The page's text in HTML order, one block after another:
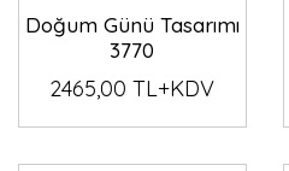
Doğum Günü Tasarımı
3770
2465,00 TL+KDV